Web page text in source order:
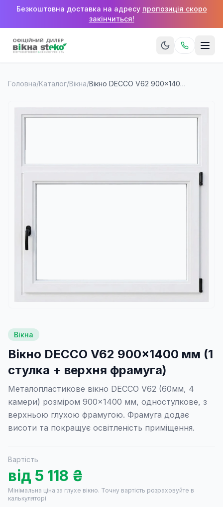
Безкоштовна доставка на адресу пропозиція скоро
закінчиться!
Головна/Каталог/Вікна/ Вікно DECCO V62 900×1400 мм (1 стулка + верхня фрамуга)
Вікна
Вікно DECCO V62 900×1400 мм (1
стулка + верхня фрамуга)
Металопластикове вікно DECCO V62 (60мм, 4
камери) розміром 900×1400 мм, одностулкове, з
верхньою глухою фрамугою. Фрамуга додає
висоти та покращує освітленість приміщення.
Вартість
від 5 118 ₴
Мінімальна ціна за глухе вікно. Точну вартість розраховуйте в
калькуляторі